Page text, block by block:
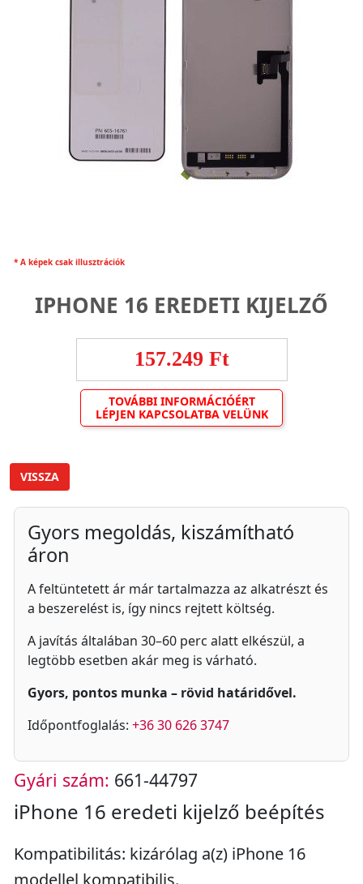
* A képek csak illusztrációk
IPHONE 16 EREDETI KIJELZŐ
157.249 Ft
TOVÁBBI INFORMÁCIÓÉRT
LÉPJEN KAPCSOLATBA VELÜNK
VISSZA
Gyors megoldás, kiszámítható
áron
A feltüntetett ár már tartalmazza az alkatrészt és
a beszerelést is, így nincs rejtett költség.
A javítás általában 30–60 perc alatt elkészül, a
legtöbb esetben akár meg is várható.
Gyors, pontos munka – rövid határidővel.
Időpontfoglalás: +36 30 626 3747
Gyári szám: 661-44797
iPhone 16 eredeti kijelző beépítés
Kompatibilitás: kizárólag a(z) iPhone 16
modellel kompatibilis.